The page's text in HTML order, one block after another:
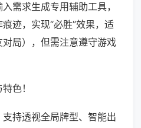
需求生成专用辅助工具，
迹，实现“必胜”效果，适
局），但需注意遵守游戏
色！
持透视全局牌型、智能出